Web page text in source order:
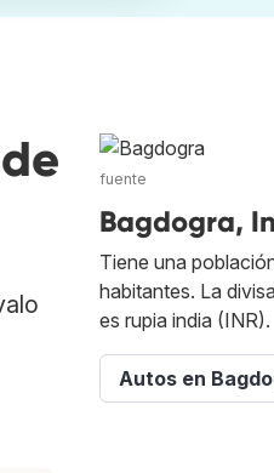
fuente
Bagdogra,
Tiene una
habitantes. La
es rupia india (INR).
Autos en